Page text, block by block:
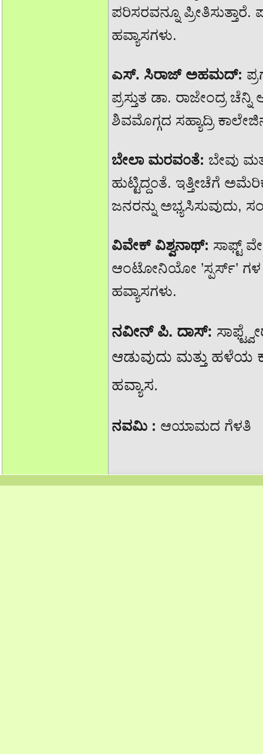
ಪರಿಸರವನ್ನೂ
ಹವ್ಯಾಸಗಳು.
ಎಸ್. ಸಿರಾಜ್ ಅಹಮದ್:
ಪ್ರಸ್ತುತ ಡಾ. ರಾಜೇಂದ್ರ
ಶಿವಮೊಗ್ಗದ ಸಹ್ಯಾದ್ರಿ
ಬೇಲಾ ಮರವ೦ತೆ: ಬೇವು
ಹುಟ್ಟಿದ್ದ೦ತೆ. ಇತ್ತೀಚೆಗೆ
ಜನರನ್ನು ಅಭ್ಯಸಿಸುವುದು,
ವಿವೇಕ್ ವಿಶ್ವನಾಥ್: ಸಾಫ್ಟ್
ಆಂಟೋನಿಯೋ ’ಸ್ಪರ್ಸ್’
ಹವ್ಯಾಸಗಳು.
ನವೀನ್ ಪಿ. ದಾಸ್:
ಆಡುವುದು ಮತ್ತು ಹಳೆಯ
ಹವ್ಯಾಸ.
ನವಮಿ : ಆಯಾಮದ ಗೆಳತಿ